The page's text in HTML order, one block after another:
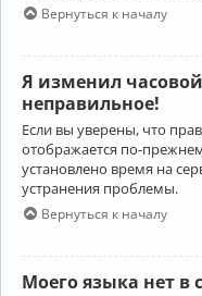
Вернуться к началу
Я изменил
неправильное!
Если вы уверены, что
отображается по-
установлено время на
устранения проблемы.
Вернуться к началу
Моего языка нет в